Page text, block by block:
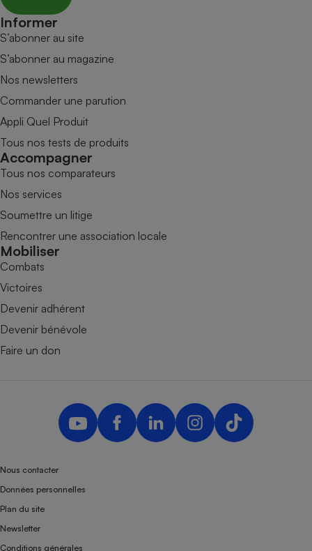
Informer
S’abonner au site
S’abonner au magazine
Nos newsletters
Commander une parution
Appli Quel Produit
Tous nos tests de produits
Accompagner
Tous nos comparateurs
Nos services
Soumettre un litige
Rencontrer une association locale
Mobiliser
Combats
Victoires
Devenir adhérent
Devenir bénévole
Faire un don
Nous contacter
Données personnelles
Plan du site
Newsletter
Conditions générales